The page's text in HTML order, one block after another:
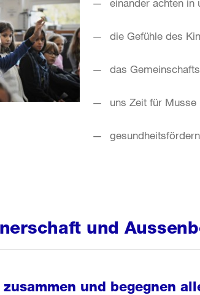
einander achten in
die Gefühle des
das
uns Zeit für Musse
und
und begegnen